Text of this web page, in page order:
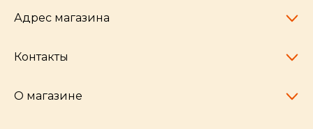
Адрес магазина
Челябинск,
Контакты
pocherkartshop@mail.ru
О магазине